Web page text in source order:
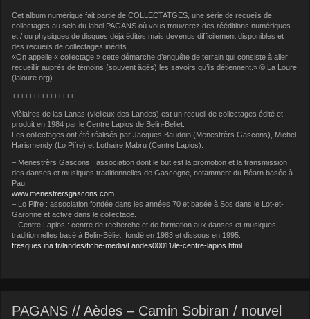
Cet album numérique fait partie de COLLECTATGES, une série de recueils de
collectages au sein du label PAGANS où vous trouverez des rééditions numériques
et / ou physiques de disques déjà édités mais devenus difficilement disponibles et
des recueils de collectages inédits.
«On appelle « collectage » cette démarche d’enquête de terrain qui consiste à aller
recueillir auprès de témoins (souvent âgés) les savoirs qu’ils détiennent.» © La Loure
(laloure.org)
+++++++++++++++
Vièlaires de las Lanas (vielleux des Landes) est un recueil de collectages édité et
produit en 1984 par le Centre Lapios de Belin-Beliet.
Les collectages ont été réalisés par Jacques Baudoin (Menestrèrs Gascons), Michel
Harismendy (Lo Pifre) et Lothaire Mabru (Centre Lapios).
– Menestrèrs Gascons : association dont le but est la promotion et la transmission
des danses et musiques traditionnelles de Gascogne, notamment du Béarn basée à
Pau.
www.menestrersgascons.com
– Lo Pifre : association fondée dans les années 70 et basée à Sos dans le Lot-et-
Garonne et active dans le collectage.
– Centre Lapios : centre de recherche et de formation aux danses et musiques
traditionnelles basé à Belin-Béliet, fondé en 1983 et dissous en 1995.
fresques.ina.fr/landes/fiche-media/Landes00011/le-centre-lapios.html
PAGANS // Aèdes – Camin Sobiran / nouvel